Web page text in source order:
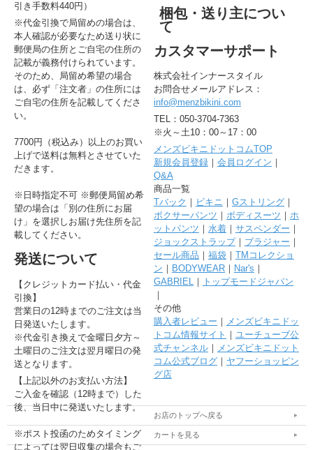
引き手数料440円）
※代金引換で局留めの場合は、
本人確認が必要なため送り状に
郵便局の住所とご自宅の住所の
記載が義務付けられています。
そのため、局留め希望の場合
は、必ず「注文者」の住所には
ご自宅の住所を記載してくださ
い。
7700円（税込み）以上のお買い
上げで送料は無料とさせていた
だきます。
※日時指定不可 ※郵便局留め希
望の場合は「別の住所にお届
け」を選択しお届け先住所を記
載してください。
発送について
【クレジットカード払い・代金
引換】
営業日の12時までのご注文は当
日発送いたします。
※代金引き換えで金曜日夕方～
土曜日のご注文は翌月曜日の発
送となります。
【上記以外のお支払い方法】
ご入金を確認（12時まで）した
後、当日中に発送いたします。
※ポスト投函のためタイミング
によっては翌日収集の場合もご
梱包・送り主につい
て
カスタマーサポート
株式会社インナースタイル
お問合せメールアドレス：
info@menzbikini.com
TEL：050-3704-7363
※火～土10：00～17：00
メンズビキニドットコムTOP
新規会員登録｜ 会員ログイン ｜
Q&A
商品一覧
Tバック ｜ ビキニ ｜ Gストリング｜
ボクサーパンツ ｜ ボディスーツ ｜ ホ
ットパンツ ｜ 水着｜ サスペンダー ｜
ジョックストラップ｜ ブラジャー ｜
セール商品 ｜ 福袋｜ TMコレクショ
ン ｜ BODYWEAR｜ Nar's ｜
GABRIEL｜
トップモードジャパン
｜
その他
購入者レビュー ｜ メンズビキニドッ
トコム情報サイト ｜ ユーチューブ公
式チャンネル｜ メンズビキニドット
コム公式ブログ｜ ヤフーショッピン
グ店
お店のトップへ戻る
カートを見る